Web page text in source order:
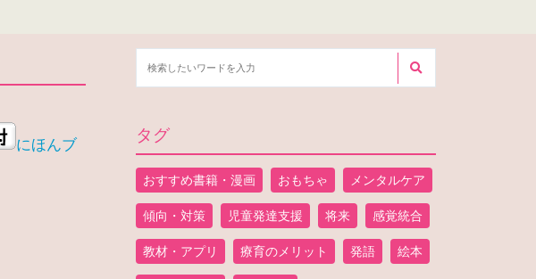
にほんブ
タグ
おすすめ書籍・漫画 おもちゃ メンタルケア
傾向・対策 児童発達支援 将来 感覚統合
教材・アプリ 療育のメリット 発語 絵本